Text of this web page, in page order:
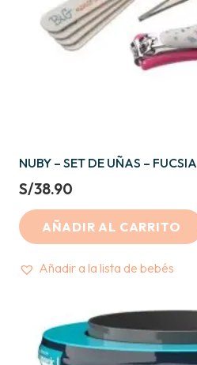
NUBY – SET DE UÑAS – FUCSIA
S/38.90
AÑADIR AL CARRITO
Añadir a la lista de bebés